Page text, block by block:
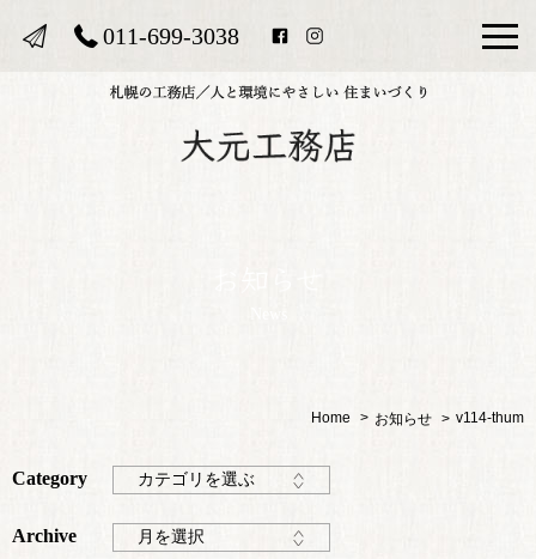
011-699-3038
Home お知らせ v114-thum
Category カテゴリを選ぶ
Archive 月を選択